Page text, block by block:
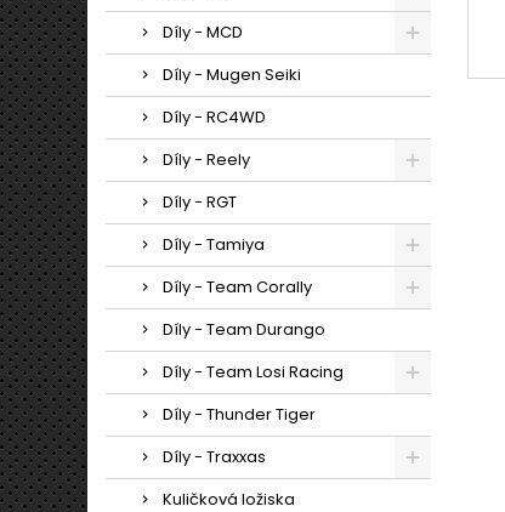
Díly - MCD
Díly - Mugen Seiki
Díly - RC4WD
Díly - Reely
Díly - RGT
Díly - Tamiya
Díly - Team Corally
Díly - Team Durango
Díly - Team Losi Racing
Díly - Thunder Tiger
Díly - Traxxas
Kuličková ložiska